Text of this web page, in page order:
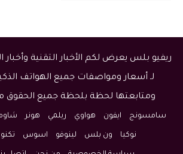
ريفيو بلس يعرض لكم الأخبار التقنية
لـ أسعار ومواصفات جميع الهواتف
ومتابعتها لحظة بلحظة جميع الحقوق
سامسونج ايفون هواوي ريلمي هونر
نوكيا ون بلس لينوفو اسوس تكنو